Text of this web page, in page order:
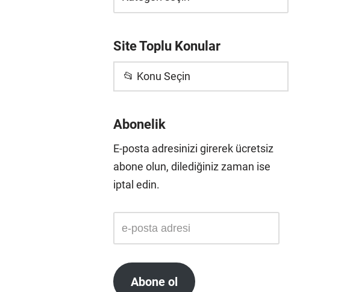
Site Toplu Konular
📂 Konu Seçin
Abonelik
E-posta adresinizi girerek ücretsiz
abone olun, dilediğiniz zaman ise
iptal edin.
Abone ol